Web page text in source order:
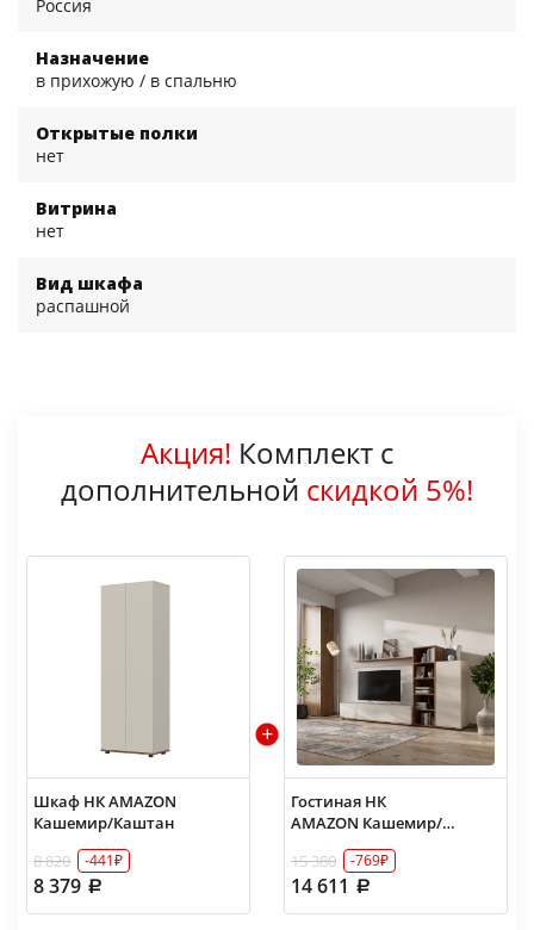
Россия
Назначение
в прихожую / в спальню
Открытые полки
нет
Витрина
нет
Вид шкафа
распашной
Акция! Комплект с
дополнительной скидкой 5%!
Шкаф НК AMAZON
Кашемир/Каштан
8 820
-441₽
8 379
Гостиная НК
AMAZON Кашемир/
Каштан
15 380 -769₽
14 611